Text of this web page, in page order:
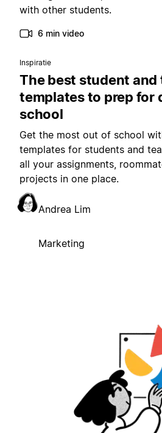
with other students.
6 min video
Inspiratie
The best student and
templates to prep for
school
Get the most out of school
templates for students and
all your assignments,
projects in one place.
Andrea Lim
Marketing